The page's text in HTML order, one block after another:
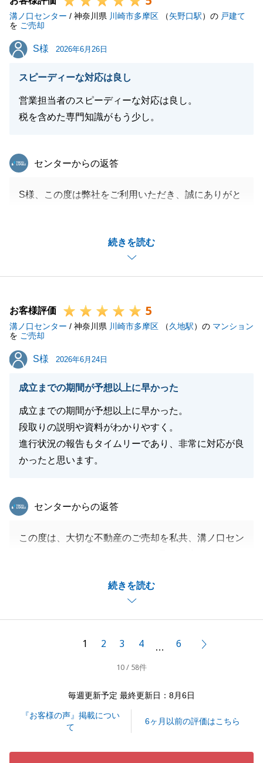
ります。
また何かございましたら、いつでもお気軽にお声がけ
ください。
閉じる
溝ノ口センター / 神奈川県 川崎市多摩区 （矢野口駅）の 戸建て
を ご売却
S様
S様 2026年6月26日
スピーディーな対応は良し
営業担当者のスピーディーな対応は良し。
税を含めた専門知識がもう少し。
続きを読む
東急リバブル
センターからの返答
S様、この度は弊社をご利用いただき、誠にありがと
日頃から迅速なレスポンスを第一に心がけております
ため、お褒めのお言葉をいただけたことは私どもの喜
しかしながら、税務などの専門知識においてS様に物
足りなさを感じさせてしまい、申し訳ございませんで
した。
お客様にとって非常に重要なお金や税金面のアドバイ
ております。
対応の早さだけでなく、知識面でも安心して任せてい
ただける会社になれるよう精進してまいります。
この度は貴重なご意見をいただき、誠にありがとうご
ざいました。
閉じる
お客様評価 5
溝ノ口センター / 神奈川県 川崎市多摩区 （久地駅）の マンション
を ご売却
S様
S様 2026年6月24日
成立までの期間が予想以上に早かった
成立までの期間が予想以上に早かった。
段取りの説明や資料がわかりやすく。
進行状況の報告もタイムリーであり、非常に対応が良
かったと思います。
続きを読む
東急リバブル
センターからの返答
この度は、大切な不動産のご売却を私共、溝ノ口セン
ご売却の成立まで予想以上に早いペースで進めること
ができ、また私からの段取りのご説明や資料の分かり
やすさ、タイムリーな進行状況のご報告につきまして
たことは、担当者としてこの上ない喜びであり大変励
常にお客様の立場に立って明確で安心できる情報提供
を心がけておりましたので、その点を高く評価してい
ただけたことは本当に嬉しい限りでございます。
「東急リバブルに任せてよかった」というお言葉を励
1 2 3 4 … 6
10 / 58件
毎週更新予定 最終更新日：8月6日
『お客様の声』掲載につい
て
6ヶ月以前の評価はこちら